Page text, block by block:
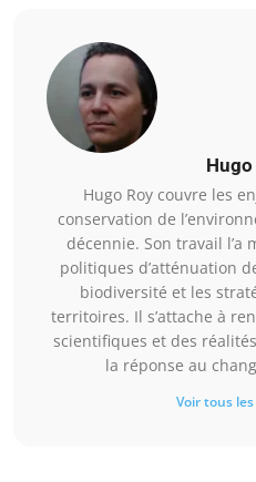
Hugo Roy couvre les
conservation de
décennie. Son travail l’a
politiques d’atténuation
biodiversité et les
territoires. Il s’attache à
scientifiques et des
la réponse au
Voir tous